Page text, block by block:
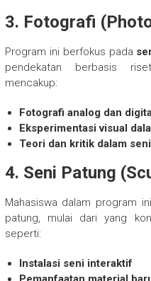
3. Fotografi
Program ini berfokus pada
pendekatan berbasis
mencakup:
Fotografi analog dan
Eksperimentasi visual
Teori dan kritik dalam
4. Seni Patung
Mahasiswa dalam program
patung, mulai dari yang
seperti:
Instalasi seni interaktif